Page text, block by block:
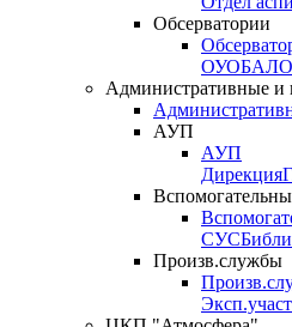
Обсерватории
ОУОБАЛО
Административные и
АУП
АУП
Дирекция
СУС
Произв.службы